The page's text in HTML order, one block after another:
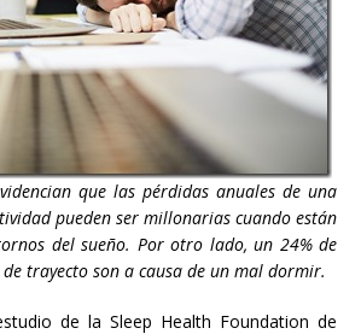
que las pérdidas anuales de una
pueden ser millonarias cuando están
del sueño. Por otro lado, un 24% de
trayecto son a causa de un mal dormir.
de la Sleep Health Foundation de